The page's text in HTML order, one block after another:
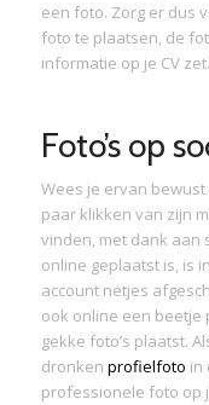
een foto. Zorg er dus
foto te plaatsen, de
informatie op je CV zet.
Foto’s op
Wees je ervan
paar klikken van zijn
vinden, met dank aan
online geplaatst is, is
account netjes
ook online een beetje
gekke foto’s plaatst.
dronken profielfoto in
professionele foto op